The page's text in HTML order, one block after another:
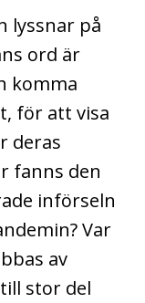
lyssnar på
ord är
komma
för att visa
deras
fanns den
införseln
Var
av
stor del